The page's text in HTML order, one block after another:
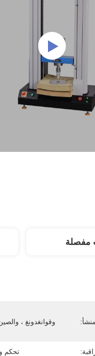
مفصلة
وقوانغدونغ ،
تحكم